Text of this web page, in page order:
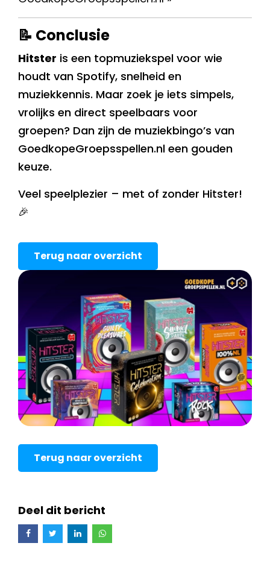
📝 Conclusie
Hitster is een topmuziekspel voor wie
houdt van Spotify, snelheid en
muziekkennis. Maar zoek je iets simpels,
vrolijks en direct speelbaars voor
groepen? Dan zijn de muziekbingo’s van
GoedkopeGroepsspellen.nl een gouden
keuze.
Veel speelplezier – met of zonder Hitster!
🎉
Terug naar overzicht
Terug naar overzicht
Deel dit bericht